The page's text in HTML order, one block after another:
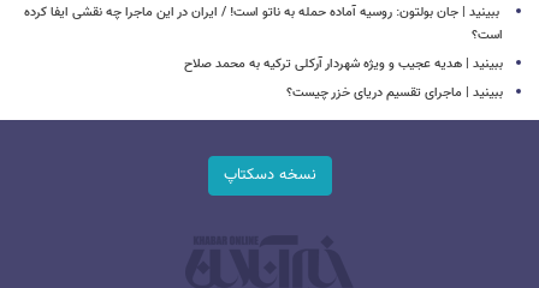
‏ ببینید | جان بولتون: روسیه آماده حمله به ناتو است! / ایران در این ماجرا چه نقشی ایفا کرده
است؟
ببینید | هدیه عجیب و ویژه شهردار آرکلی ترکیه به محمد صلاح
ببینید | ماجرای تقسیم دریای خزر چیست؟
نسخه دسکتاپ